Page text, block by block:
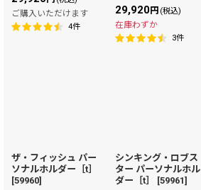
ご購入いただけます
4件
29,920円 (税込)
在庫わずか
3件
ザ・フィッシュ パー
ソナルホルダー［t］
[59960]
シンキング・ロブス
ター パーソナルホル
ダー［t］
[59961]